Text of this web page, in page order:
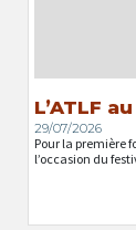
L’ATLF
29/07/2026
Pour la première
l’occasion du